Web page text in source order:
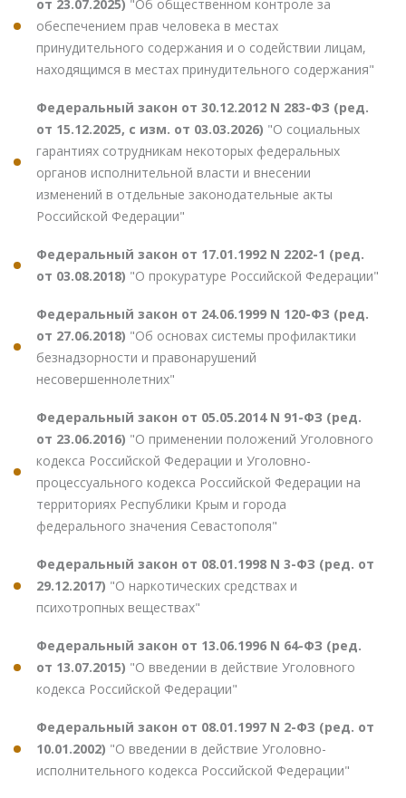
от 23.07.2025) "Об общественном контроле за
обеспечением прав человека в местах
принудительного содержания и о содействии лицам,
находящимся в местах принудительного содержания"
Федеральный закон от 30.12.2012 N 283-ФЗ (ред.
от 15.12.2025, с изм. от 03.03.2026) "О социальных
гарантиях сотрудникам некоторых федеральных
органов исполнительной власти и внесении
изменений в отдельные законодательные акты
Российской Федерации"
Федеральный закон от 17.01.1992 N 2202-1 (ред.
от 03.08.2018) "О прокуратуре Российской Федерации"
Федеральный закон от 24.06.1999 N 120-ФЗ (ред.
от 27.06.2018) "Об основах системы профилактики
безнадзорности и правонарушений
несовершеннолетних"
Федеральный закон от 05.05.2014 N 91-ФЗ (ред.
от 23.06.2016) "О применении положений Уголовного
кодекса Российской Федерации и Уголовно-
процессуального кодекса Российской Федерации на
территориях Республики Крым и города
федерального значения Севастополя"
Федеральный закон от 08.01.1998 N 3-ФЗ (ред. от
29.12.2017) "О наркотических средствах и
психотропных веществах"
Федеральный закон от 13.06.1996 N 64-ФЗ (ред.
от 13.07.2015) "О введении в действие Уголовного
кодекса Российской Федерации"
Федеральный закон от 08.01.1997 N 2-ФЗ (ред. от
10.01.2002) "О введении в действие Уголовно-
исполнительного кодекса Российской Федерации"